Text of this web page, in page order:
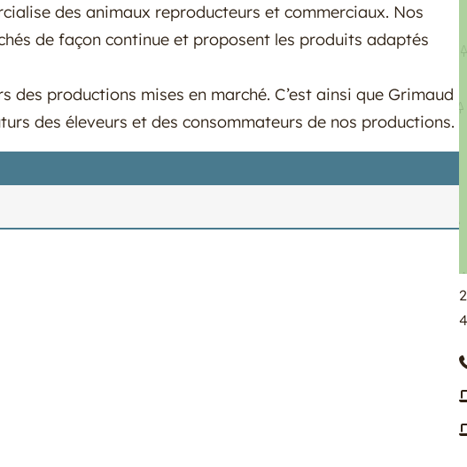
des animaux reproducteurs et commerciaux. Nos
de façon continue et proposent les produits adaptés
productions mises en marché. C’est ainsi que Grimaud
des éleveurs et des consommateurs de nos productions.